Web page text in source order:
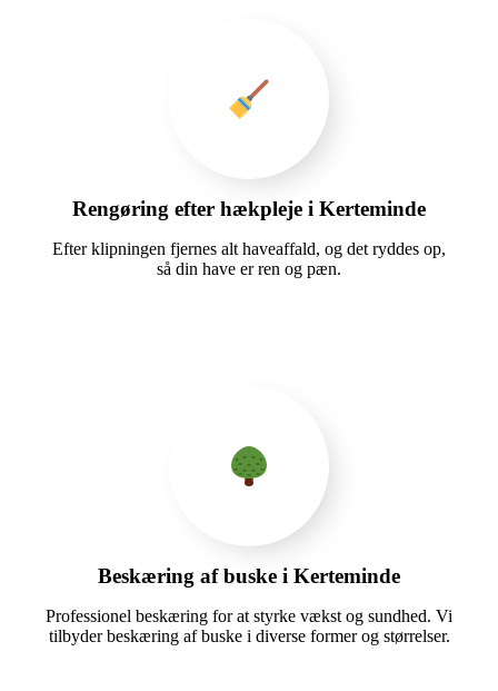
Rengøring efter hækpleje i Kerteminde
Efter klipningen fjernes alt haveaffald, og det ryddes op,
så din have er ren og pæn.
Beskæring af buske i Kerteminde
Professionel beskæring for at styrke vækst og sundhed. Vi
tilbyder beskæring af buske i diverse former og størrelser.